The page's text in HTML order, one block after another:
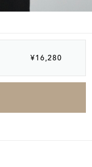
¥16,280